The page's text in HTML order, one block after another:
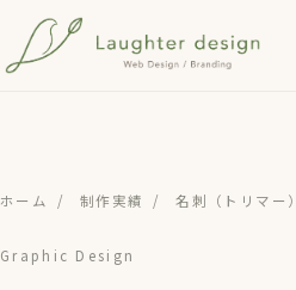
メインコンテンツへスキップ
ホーム / 制作実績 / 名刺（トリマー）
Graphic Design